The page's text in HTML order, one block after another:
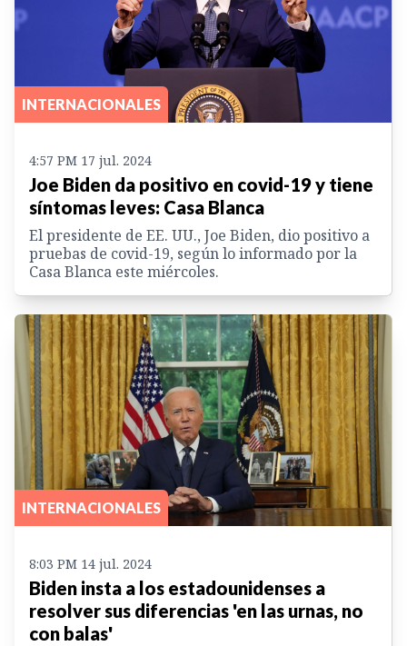
INTERNACIONALES
4:57 PM 17 jul. 2024
Joe Biden da positivo en covid-19 y tiene
síntomas leves: Casa Blanca
El presidente de EE. UU., Joe Biden, dio positivo a
pruebas de covid-19, según lo informado por la
Casa Blanca este miércoles.
INTERNACIONALES
8:03 PM 14 jul. 2024
Biden insta a los estadounidenses a
resolver sus diferencias 'en las urnas, no
con balas'